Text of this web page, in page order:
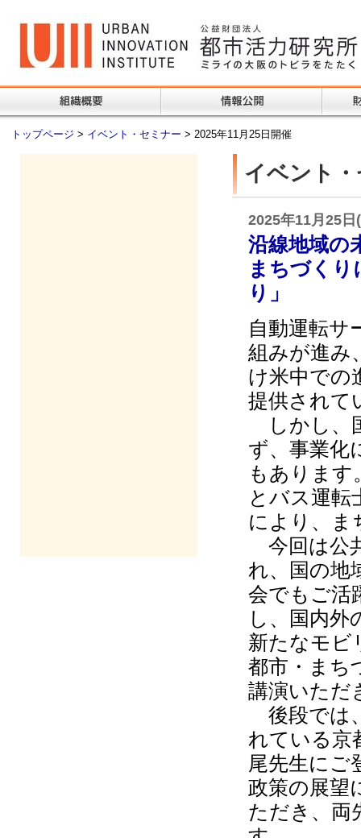
トップページ > イベント・セミナー > 2025年11月25日開催
イベント
2025年11月25日
沿線地域の
まちづく
り」
自動運転サ
組みが進み
け米中での
提供されて
しかし、
ず、事業化
もあります
とバス運転
により、ま
今回は公
れ、国の地
会でもご活
し、国内外
新たなモビ
都市・まち
講演いただ
後段では
れている京
尾先生にご
政策の展望
ただき、両